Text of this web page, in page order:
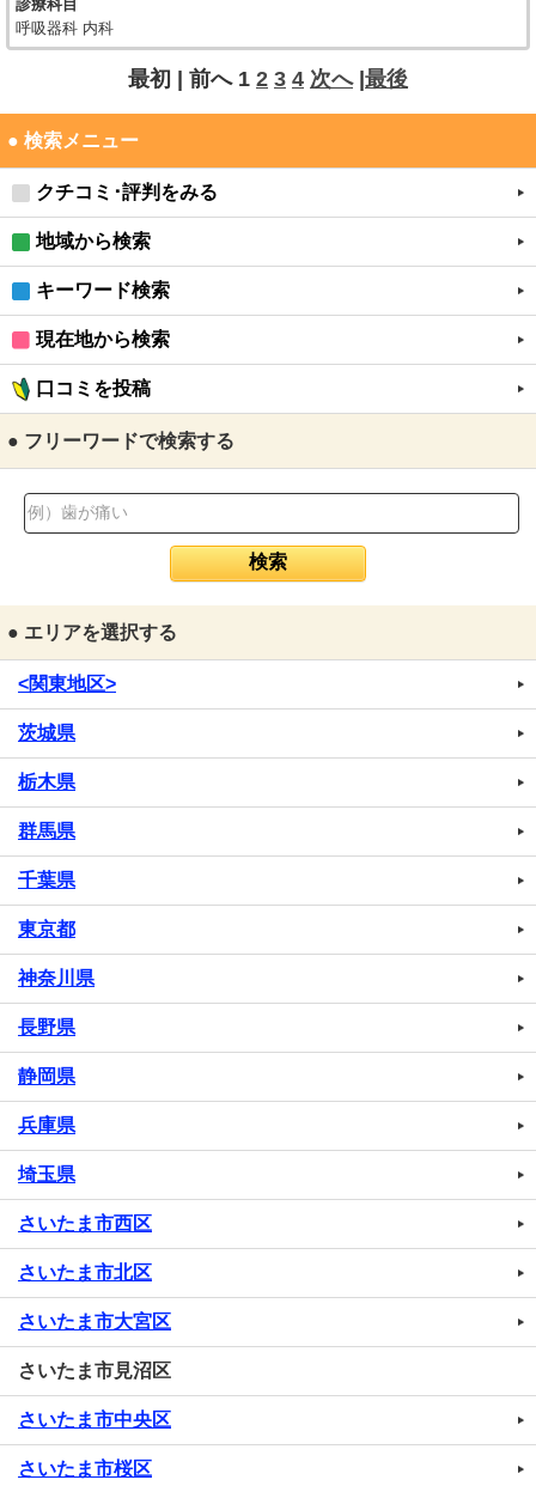
診療科目
呼吸器科 内科
最初 | 前へ 1 2 3 4 次へ|最後
● 検索メニュー
クチコミ･評判をみる
地域から検索
キーワード検索
現在地から検索
口コミを投稿
● フリーワードで検索する
● エリアを選択する
<関東地区>
茨城県
栃木県
群馬県
千葉県
東京都
神奈川県
長野県
静岡県
兵庫県
埼玉県
さいたま市西区
さいたま市北区
さいたま市大宮区
さいたま市見沼区
さいたま市中央区
さいたま市桜区